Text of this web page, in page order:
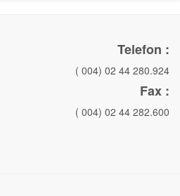
Telefon :
( 004) 02 44 280.924
Fax :
( 004) 02 44 282.600